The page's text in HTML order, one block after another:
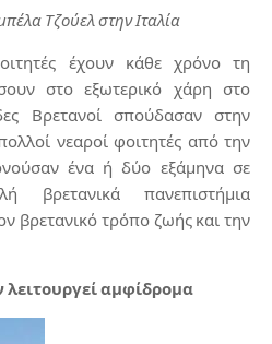
Τζούελ στην Ιταλία
έχουν κάθε χρόνο τη
στο εξωτερικό χάρη στο
Βρετανοί σπούδασαν στην
νεαροί φοιτητές από την
ένα ή δύο εξάμηνα σε
βρετανικά πανεπιστήμια
βρετανικό τρόπο ζωής και την
λειτουργεί αμφίδρομα